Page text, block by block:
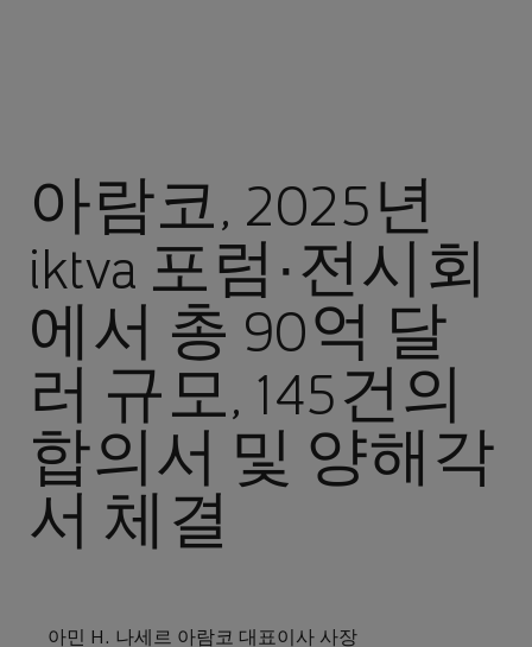
아람코, 2025년
iktva 포럼·전시회
에서 총 90억 달
러 규모, 145건의
합의서 및 양해각
서 체결
아민 H. 나세르 아람코 대표이사 사장